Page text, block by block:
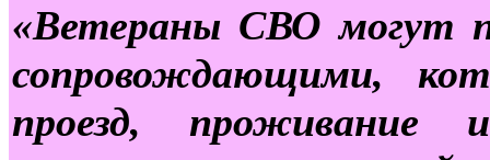
«Ветераны СВО могут
сопровождающими,
проезд,